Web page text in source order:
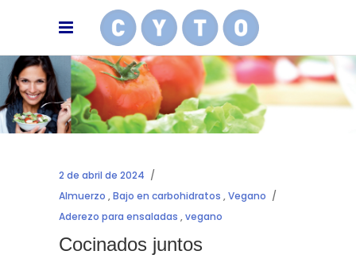
2 de abril de 2024
Almuerzo ,Bajo en carbohidratos ,Vegano
Aderezo para ensaladas ,vegano
Cocinados juntos